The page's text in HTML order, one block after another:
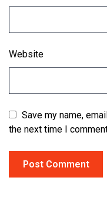
Website
Save my name,
the next time I